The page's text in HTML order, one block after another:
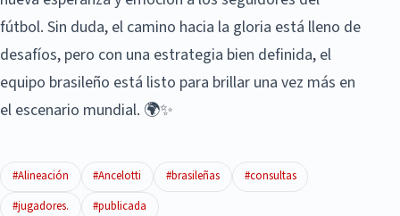
fútbol. Sin duda, el camino hacia la gloria está lleno de
desafíos, pero con una estrategia bien definida, el
equipo brasileño está listo para brillar una vez más en
el escenario mundial. 🌍✨
#Alineación #Ancelotti #brasileñas
#consultas
#jugadores.
#publicada